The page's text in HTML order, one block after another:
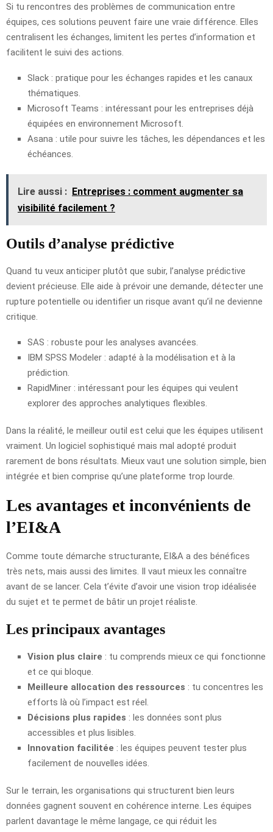
Si tu rencontres des problèmes de communication entre
équipes, ces solutions peuvent faire une vraie différence. Elles
centralisent les échanges, limitent les pertes d’information et
facilitent le suivi des actions.
Slack : pratique pour les échanges rapides et les canaux
thématiques.
Microsoft Teams : intéressant pour les entreprises déjà
équipées en environnement Microsoft.
Asana : utile pour suivre les tâches, les dépendances et les
échéances.
Lire aussi : Entreprises : comment augmenter sa
visibilité facilement ?
Outils d’analyse prédictive
Quand tu veux anticiper plutôt que subir, l’analyse prédictive
devient précieuse. Elle aide à prévoir une demande, détecter une
rupture potentielle ou identifier un risque avant qu’il ne devienne
critique.
SAS : robuste pour les analyses avancées.
IBM SPSS Modeler : adapté à la modélisation et à la
prédiction.
RapidMiner : intéressant pour les équipes qui veulent
explorer des approches analytiques flexibles.
Dans la réalité, le meilleur outil est celui que les équipes utilisent
vraiment. Un logiciel sophistiqué mais mal adopté produit
rarement de bons résultats. Mieux vaut une solution simple, bien
intégrée et bien comprise qu’une plateforme trop lourde.
Les avantages et inconvénients de
l’EI&A
Comme toute démarche structurante, EI&A a des bénéfices
très nets, mais aussi des limites. Il vaut mieux les connaître
avant de se lancer. Cela t’évite d’avoir une vision trop idéalisée
du sujet et te permet de bâtir un projet réaliste.
Les principaux avantages
Vision plus claire : tu comprends mieux ce qui fonctionne
et ce qui bloque.
Meilleure allocation des ressources : tu concentres les
efforts là où l’impact est réel.
Décisions plus rapides : les données sont plus
accessibles et plus lisibles.
Innovation facilitée : les équipes peuvent tester plus
facilement de nouvelles idées.
Sur le terrain, les organisations qui structurent bien leurs
données gagnent souvent en cohérence interne. Les équipes
parlent davantage le même langage, ce qui réduit les